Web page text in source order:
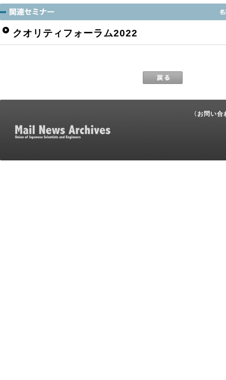
クオリティフォーラム2022
〈お問い